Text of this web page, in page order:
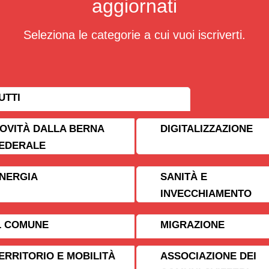
aggiornati
Seleziona le categorie a cui vuoi iscriverti.
DALLA BERNA
DIGITALIZZAZIONE
SANITÀ E
INVECCHIAMENTO
COMUNE MIGRAZIONE
E MOBILITÀ
ASSOCIAZIONE DEI